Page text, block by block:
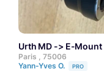
Urth MD -> E-
Paris , 75006
Yann-Yves O.
PRO